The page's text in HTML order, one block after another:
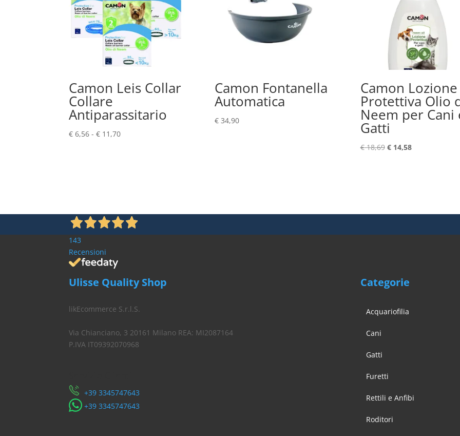
Camon Leis Collar
Collare
Antiparassitario
€ 6,56 - € 11,70Fascia
Camon Fontanella
Automatica
€34,90
Camon Lozione
Protettiva Olio
Neem per Cani
Gatti
€18,69 Il
€14,58Il
143
Recensioni
Ulisse Quality Shop
likEcommerce S.r.l.S.
Via Chianciano, 3 20161 Milano REA: MI2087164
P.IVA IT09392070968
​+39 3345747643
​+39 3345747643
Categorie
Acquariofilia
Cani
Gatti
Furetti
Rettili e Anfibi
Roditori